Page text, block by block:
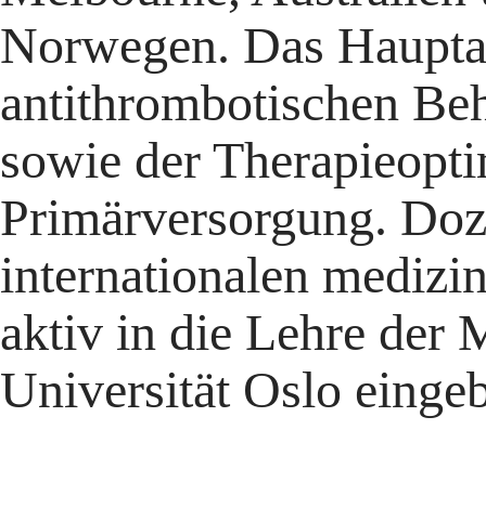
Norwegen. Das
antithrombotischen
sowie der
Primärversorgung.
internationalen
aktiv in die Lehre der
Universität Oslo